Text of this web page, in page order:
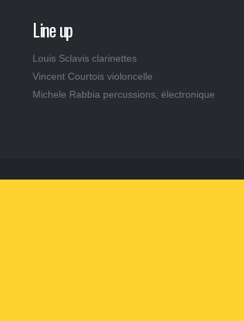
Line up
Louis Sclavis clarinettes
Vincent Courtois violoncelle
Michele Rabbia percussions, électronique